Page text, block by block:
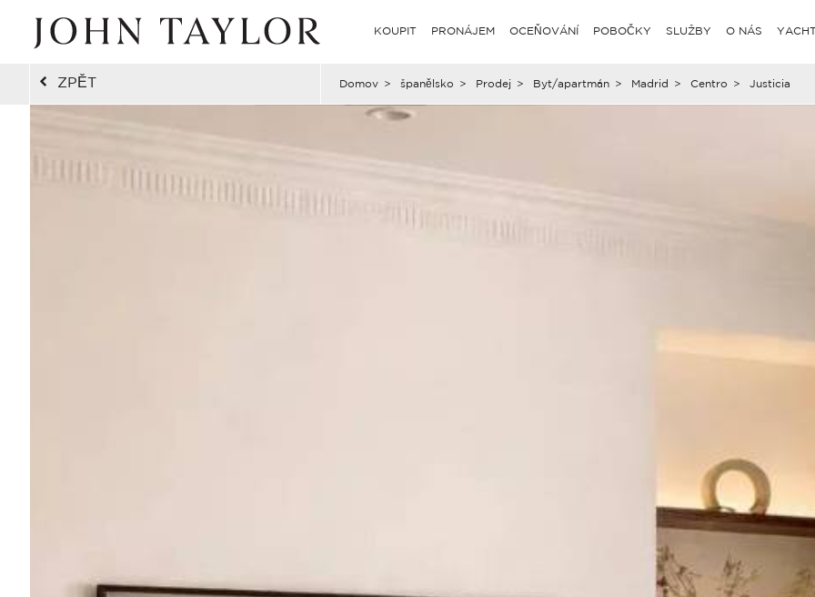
KOUPIT PRONÁJEM OCEŇOVÁNÍ POBOČKY SLUŽBY O NÁS
ZPĚT Domov > španělsko > Prodej > Byt/apartmán > Madrid > Centro > Justicia